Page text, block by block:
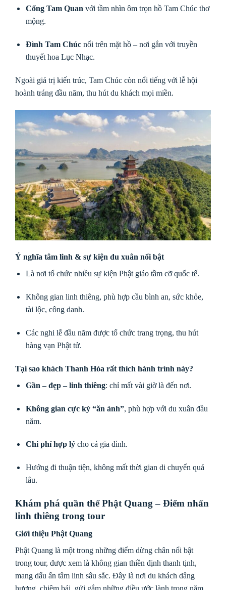
Cổng Tam Quan với tầm nhìn ôm trọn hồ Tam Chúc thơ
mộng.
Đình Tam Chúcnổi trên mặt hồ – nơi gắn với truyền
thuyết hoa Lục Nhạc.
Ngoài giá trị kiến trúc, Tam Chúc còn nổi tiếng với lễ hội
hoành tráng đầu năm, thu hút du khách mọi miền.
Ý nghĩa tâm linh & sự kiện du xuân nổi bật
Là nơi tổ chức nhiều sự kiện Phật giáo tầm cỡ quốc tế.
Không gian linh thiêng, phù hợp cầu bình an, sức khỏe,
tài lộc, công danh.
Các nghi lễ đầu năm được tổ chức trang trọng, thu hút
hàng vạn Phật tử.
Tại sao khách Thanh Hóa rất thích hành trình này?
Gần – đẹp – linh thiêng: chỉ mất vài giờ là đến nơi.
Không gian cực kỳ “ăn ảnh”, phù hợp với du xuân đầu
năm.
Chi phí hợp lýcho cả gia đình.
Hướng đi thuận tiện, không mất thời gian di chuyển quá
lâu.
Khám phá quần thể Phật Quang – Điểm nhấn
linh thiêng trong tour
Giới thiệu Phật Quang
Phật Quang là một trong những điểm dừng chân nổi bật
trong tour, được xem là không gian thiền định thanh tịnh,
mang dấu ấn tâm linh sâu sắc. Đây là nơi du khách dâng
hương, chiêm bái, gửi gắm những điều ước lành trong năm